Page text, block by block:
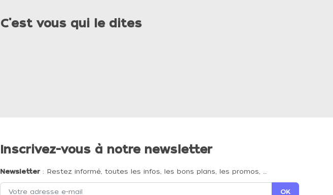
C'est vous qui le dites
Inscrivez-vous à notre newsletter
Newsletter: Restez informé, toutes les infos, les bons plans, les promos, …